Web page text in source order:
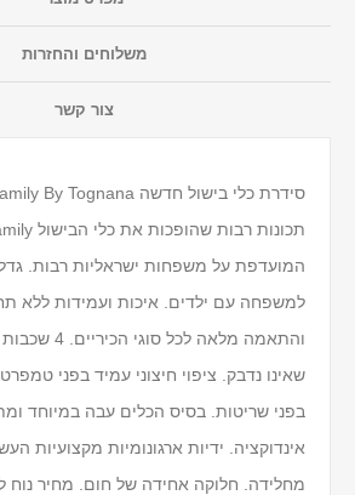
משלוחים והחזרות
צור קשר
המועדפת על משפחות ישראליות רבות.
למשפחה עם ילדים. איכות ועמידות ללא
והתאמה מלאה
שאינו נדבק. ציפוי חיצוני עמיד בפני
בפני שריטות. בסיס הכלים עבה במיוחד
אינדוקציה. ידיות ארגונומיות מקצועיות
מחלידה. חלוקה אחידה של חום. מחיר נוח